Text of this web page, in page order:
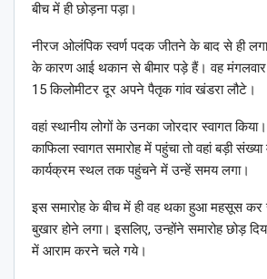
बीच में ही छोड़ना पड़ा।
नीरज ओलंपिक स्वर्ण पदक जीतने के बाद से ही
के कारण आई थकान से बीमार पड़े हैं। वह
15 किलोमीटर दूर अपने पैतृक गांव खंडरा लौटे।
वहां स्थानीय लोगों के उनका जोरदार स्वागत
काफिला स्वागत समारोह में पहुंचा तो वहां बड़ी
कार्यक्रम स्थल तक पहुंचने में उन्हें समय लगा।
इस समारोह के बीच में ही वह थका हुआ महसूस
बुखार होने लगा। इसलिए, उन्होंने समारोह छोड़
में आराम करने चले गये।